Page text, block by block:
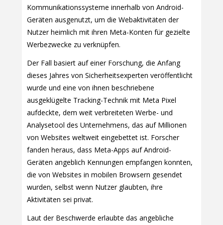
Kommunikationssysteme innerhalb von Android-
Geräten ausgenutzt, um die Webaktivitäten der
Nutzer heimlich mit ihren Meta-Konten für gezielte
Werbezwecke zu verknüpfen.
Der Fall basiert auf einer Forschung, die Anfang
dieses Jahres von Sicherheitsexperten veröffentlicht
wurde und eine von ihnen beschriebene
ausgeklügelte Tracking-Technik mit Meta Pixel
aufdeckte, dem weit verbreiteten Werbe- und
Analysetool des Unternehmens, das auf Millionen
von Websites weltweit eingebettet ist. Forscher
fanden heraus, dass Meta-Apps auf Android-
Geräten angeblich Kennungen empfangen konnten,
die von Websites in mobilen Browsern gesendet
wurden, selbst wenn Nutzer glaubten, ihre
Aktivitäten sei privat.
Laut der Beschwerde erlaubte das angebliche